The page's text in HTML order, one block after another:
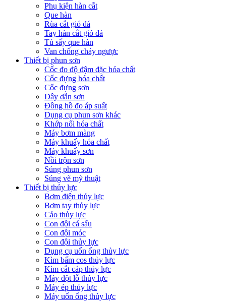
Phụ kiện hàn cắt
Que hàn
Rùa cắt gió đá
Tay hàn cắt gió đá
Tủ sấy que hàn
Van chống cháy ngược
Thiết bị phun sơn
Cốc đo độ đậm đặc hóa chất
Cốc đựng hóa chất
Cốc đựng sơn
Dây dẫn sơn
Đồng hồ đo áp suất
Dụng cụ phun sơn khác
Khớp nối hóa chất
Máy bơm màng
Máy khuấy hóa chất
Máy khuấy sơn
Nồi trộn sơn
Súng phun sơn
Súng vẽ mỹ thuật
Thiết bị thủy lực
Bơm điện thủy lực
Bơm tay thủy lực
Cảo thủy lực
Con đội cá sấu
Con đội móc
Con đội thủy lực
Dụng cụ uốn ống thủy lực
Kìm bấm cos thủy lực
Kìm cắt cáp thủy lực
Máy đột lỗ thủy lực
Máy ép thủy lực
Máy uốn ống thủy lực